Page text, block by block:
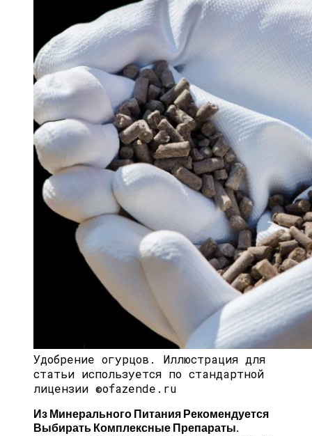
Удобрение огурцов. Иллюстрация для
статьи используется по стандартной
лицензии ©ofazende.ru
Из Минерального Питания Рекомендуется
Выбирать Комплексные Препараты.